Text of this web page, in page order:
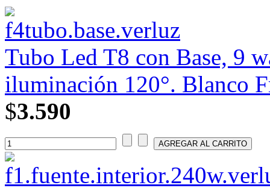
Tubo Led T8 con Base, 9
iluminación 120°. Blanco
$3.590